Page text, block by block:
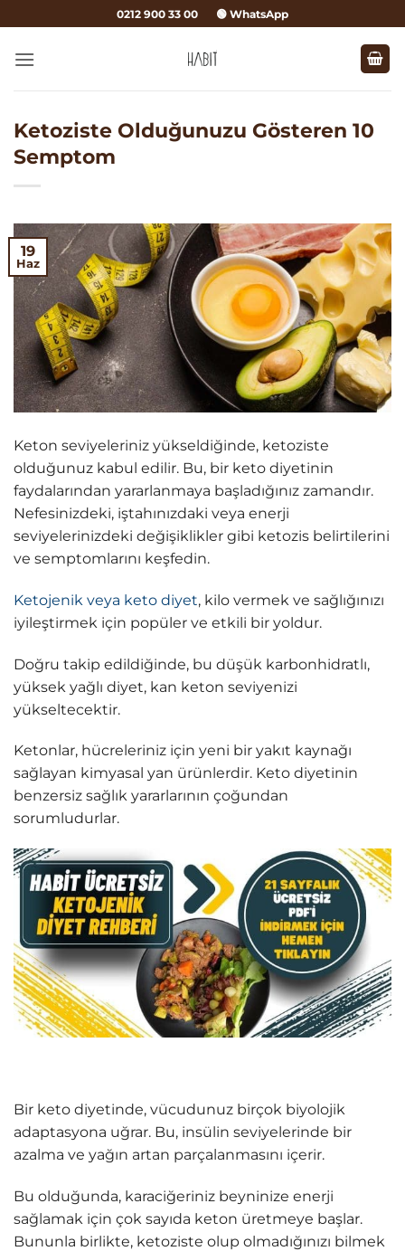
atla
0212 900 33 00 🟢 WhatsApp
Ketoziste Olduğunuzu Gösteren 10
Semptom
19
Haz
Keton seviyeleriniz yükseldiğinde, ketoziste
olduğunuz kabul edilir. Bu, bir keto diyetinin
faydalarından yararlanmaya başladığınız zamandır.
Nefesinizdeki, iştahınızdaki veya enerji
seviyelerinizdeki değişiklikler gibi ketozis belirtilerini
ve semptomlarını keşfedin.
Ketojenik veya keto diyet, kilo vermek ve sağlığınızı
iyileştirmek için popüler ve etkili bir yoldur.
Doğru takip edildiğinde, bu düşük karbonhidratlı,
yüksek yağlı diyet, kan keton seviyenizi
yükseltecektir.
Ketonlar, hücreleriniz için yeni bir yakıt kaynağı
sağlayan kimyasal yan ürünlerdir. Keto diyetinin
benzersiz sağlık yararlarının çoğundan
sorumludurlar.
Bir keto diyetinde, vücudunuz birçok biyolojik
adaptasyona uğrar. Bu, insülin seviyelerinde bir
azalma ve yağın artan parçalanmasını içerir.
Bu olduğunda, karaciğeriniz beyninize enerji
sağlamak için çok sayıda keton üretmeye başlar.
Bununla birlikte, ketoziste olup olmadığınızı bilmek